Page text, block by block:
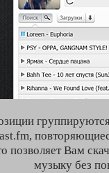
позволяет Вам
музыку без